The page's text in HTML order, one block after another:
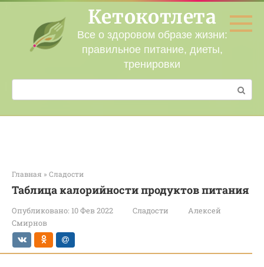
Перейти
контенту
Кетокотлета
Все о здоровом образе жизни:
правильное питание, диеты,
тренировки
Поиск:
Главная » Сладости
Таблица калорийности продуктов питания
Опубликовано: 10 Фев 2022 Сладости
Алексей
Смирнов